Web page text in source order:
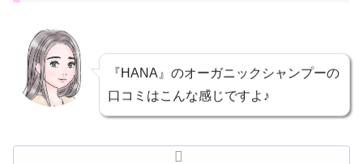
『HANA』のオーガニックシャンプーの
口コミはこんな感じですよ♪